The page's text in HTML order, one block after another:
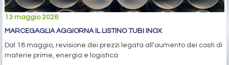
13 maggio 2026
MARCEGAGLIA AGGIORNA IL LISTINO TUBI INOX
Dal 18 maggio, revisione dei prezzi legata all’aumento dei costi di
materie prime, energia e logistica